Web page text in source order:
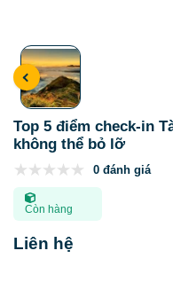
Top 5 điểm check-in
không thể bỏ lỡ
0 đánh giá
Còn hàng
Liên hệ